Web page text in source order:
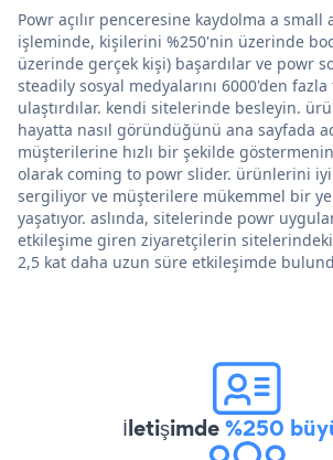
Powr açılır penceresine kaydolma a
işleminde, kişilerini %250'nin üzerinde
üzerinde gerçek kişi) başardılar ve powr
steadily sosyal medyalarını 6000'den
ulaştırdılar. kendi sitelerinde besleyin.
hayatta nasıl göründüğünü ana sayfada
müşterilerine hızlı bir şekilde
olarak coming to powr slider. ürünlerini
sergiliyor ve müşterilere mükemmel bir
yaşatıyor. aslında, sitelerinde powr
etkileşime giren ziyaretçilerin
2,5 kat daha uzun süre etkileşimde
İletişimde%250